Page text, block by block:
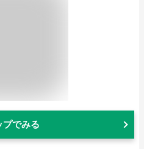
プでみる